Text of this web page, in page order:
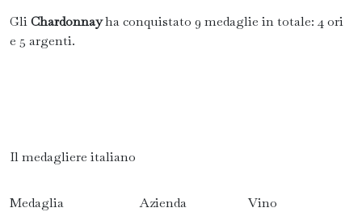
GliChardonnayha conquistato 9 medaglie in totale: 4 ori
e 5 argenti.
Il medagliere italiano
Medaglia Azienda Vino